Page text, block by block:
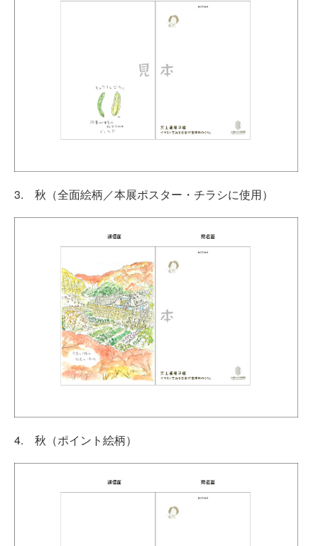
3. 秋（全面絵柄／本展ポスター・チラシに使用）
4. 秋（ポイント絵柄）